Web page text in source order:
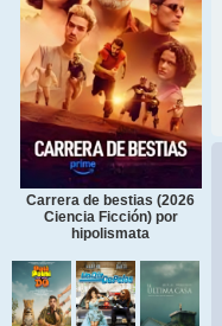
Carrera de bestias (2026
Ciencia Ficción) por
hipolismata